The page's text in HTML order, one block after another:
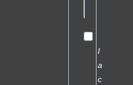
I
a
c